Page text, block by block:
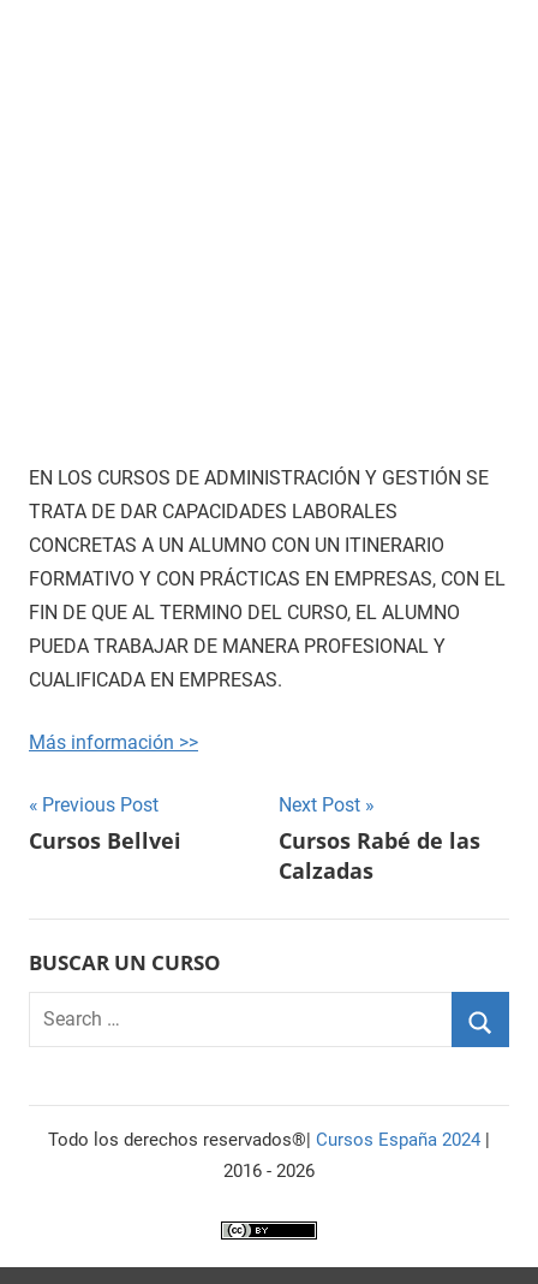
EN LOS CURSOS DE ADMINISTRACIÓN Y GESTIÓN SE
TRATA DE DAR CAPACIDADES LABORALES
CONCRETAS A UN ALUMNO CON UN ITINERARIO
FORMATIVO Y CON PRÁCTICAS EN EMPRESAS, CON EL
FIN DE QUE AL TERMINO DEL CURSO, EL ALUMNO
PUEDA TRABAJAR DE MANERA PROFESIONAL Y
CUALIFICADA EN EMPRESAS.
Más información >>
Navegación
de
Previous Post
Cursos Bellvei
Next Post
Cursos Rabé de las
Calzadas
BUSCAR UN CURSO
Search
for:
Todo los derechos reservados®| Cursos España 2024 |
2016 - 2026